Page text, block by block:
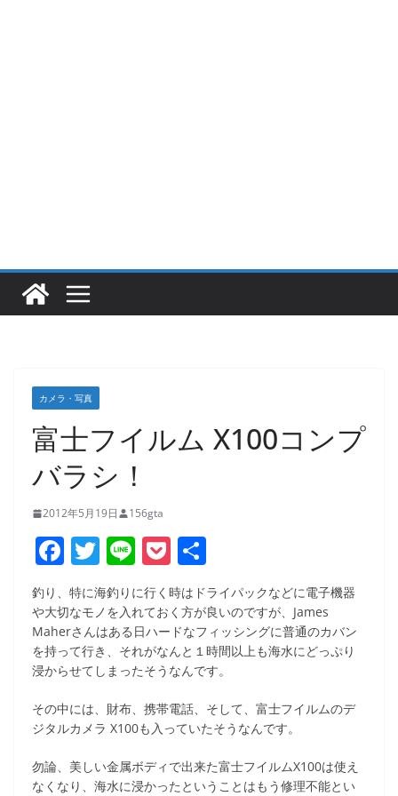
カメラ・写真
富士フイルム X100コンプ
バラシ！
2012年5月19日 156gta
F
a
c
e
b
o
T
w
itt
er
Li
n
e
P
o
ck
et
有
釣り、特に海釣りに行く時はドライパックなどに電子機器
や大切なモノを入れておく方が良いのですが、James
Maherさんはある日ハードなフィッシングに普通のカバン
を持って行き、それがなんと１時間以上も海水にどっぷり
浸からせてしまったそうなんです。
その中には、財布、携帯電話、そして、富士フイルムのデ
ジタルカメラ X100も入っていたそうなんです。
勿論、美しい金属ボディで出来た富士フイルムX100は使え
なくなり、海水に浸かったということはもう修理不能とい